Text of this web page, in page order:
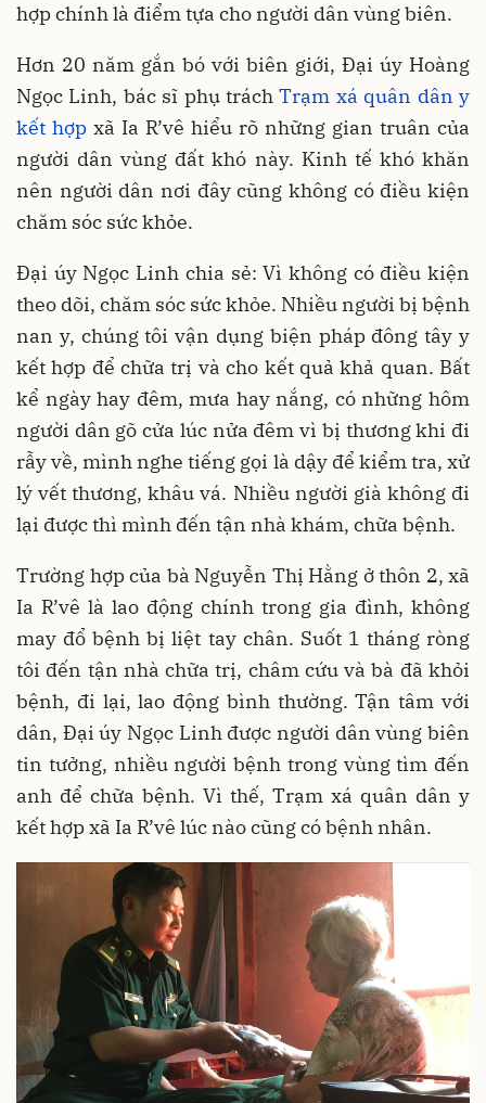
hợp chính là điểm tựa cho người dân vùng biên.
Hơn 20 năm gắn bó với biên giới, Đại úy Hoàng
Ngọc Linh, bác sĩ phụ tráchTrạm xá quân dân y
kết hợp xã Ia R’vê hiểu rõ những gian truân của
người dân vùng đất khó này. Kinh tế khó khăn
nên người dân nơi đây cũng không có điều kiện
chăm sóc sức khỏe.
Đại úy Ngọc Linh chia sẻ: Vì không có điều kiện
theo dõi, chăm sóc sức khỏe. Nhiều người bị bệnh
nan y, chúng tôi vận dụng biện pháp đông tây y
kết hợp để chữa trị và cho kết quả khả quan. Bất
kể ngày hay đêm, mưa hay nắng, có những hôm
người dân gõ cửa lúc nửa đêm vì bị thương khi đi
rẫy về, mình nghe tiếng gọi là dậy để kiểm tra, xử
lý vết thương, khâu vá. Nhiều người già không đi
lại được thì mình đến tận nhà khám, chữa bệnh.
Trường hợp của bà Nguyễn Thị Hằng ở thôn 2, xã
Ia R’vê là lao động chính trong gia đình, không
may đổ bệnh bị liệt tay chân. Suốt 1 tháng ròng
tôi đến tận nhà chữa trị, châm cứu và bà đã khỏi
bệnh, đi lại, lao động bình thường. Tận tâm với
dân, Đại úy Ngọc Linh được người dân vùng biên
tin tưởng, nhiều người bệnh trong vùng tìm đến
anh để chữa bệnh. Vì thế, Trạm xá quân dân y
kết hợp xã Ia R’vê lúc nào cũng có bệnh nhân.